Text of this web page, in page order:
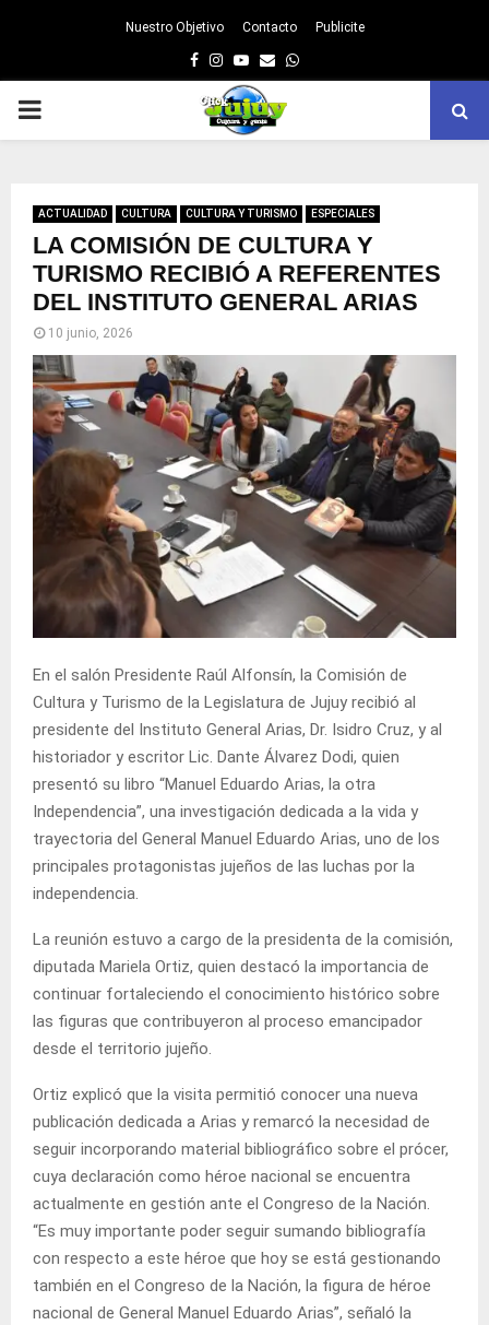
Nuestro Objetivo Contacto Publicite
Facebook
Instagram
Youtube
EmailWhatsapp
PRIMARY
ACTUALIDAD CULTURA CULTURA Y TURISMO ESPECIALES
LA COMISIÓN DE CULTURA Y
TURISMO RECIBIÓ A REFERENTES
DEL INSTITUTO GENERAL ARIAS
10 junio, 2026
En el salón Presidente Raúl Alfonsín, la Comisión de
Cultura y Turismo de la Legislatura de Jujuy recibió al
presidente del Instituto General Arias, Dr. Isidro Cruz, y al
historiador y escritor Lic. Dante Álvarez Dodi, quien
presentó su libro “Manuel Eduardo Arias, la otra
Independencia”, una investigación dedicada a la vida y
trayectoria del General Manuel Eduardo Arias, uno de los
principales protagonistas jujeños de las luchas por la
independencia.
La reunión estuvo a cargo de la presidenta de la comisión,
diputada Mariela Ortiz, quien destacó la importancia de
continuar fortaleciendo el conocimiento histórico sobre
las figuras que contribuyeron al proceso emancipador
desde el territorio jujeño.
Ortiz explicó que la visita permitió conocer una nueva
publicación dedicada a Arias y remarcó la necesidad de
seguir incorporando material bibliográfico sobre el prócer,
cuya declaración como héroe nacional se encuentra
actualmente en gestión ante el Congreso de la Nación.
“Es muy importante poder seguir sumando bibliografía
con respecto a este héroe que hoy se está gestionando
también en el Congreso de la Nación, la figura de héroe
nacional de General Manuel Eduardo Arias”, señaló la